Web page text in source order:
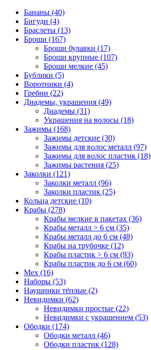
Бананы (40)
Бигуди (4)
Браслеты (13)
Броши (167)
Броши булавки (17)
Броши крупные (107)
Броши мелкие (45)
Бублики (5)
Воротники (4)
Гребни (22)
Диадемы, украшения (49)
Диадемы (31)
Украшения на волосы (18)
Зажимы (168)
Зажимы детские (30)
Зажимы для волос металл (97)
Зажимы для волос пластик (18)
Зажимы растения (25)
Заколки (121)
Заколки металл (96)
Заколки пластик (25)
Кольца детские (10)
Крабы (278)
Крабы мелкие в пакетах (36)
Крабы металл > 6 см (35)
Крабы металл до 6 см (48)
Крабы на трубочке (12)
Крабы пластик > 6 см (93)
Крабы пластик до 6 см (60)
Мех (16)
Наборы (53)
Наушники тёплые (2)
Невидимки (62)
Невидимки простые (22)
Невидимки с украшением (53)
Ободки (174)
Ободки металл (46)
Ободки пластик (128)